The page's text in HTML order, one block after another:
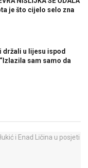
je što cijelo selo zna
držali u lijesu ispod
sam samo da